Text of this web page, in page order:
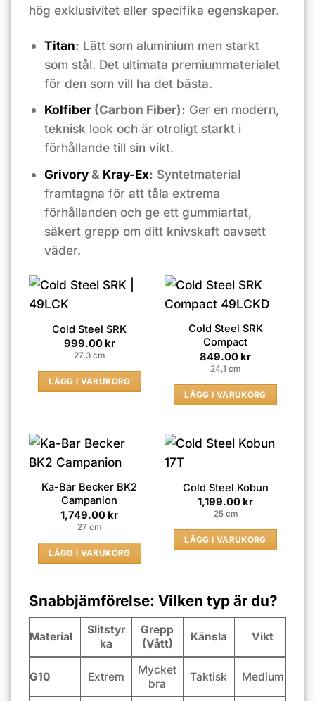
hög exklusivitet eller specifika egenskaper.
Titan: Lätt som aluminium men starkt
som stål. Det ultimata premiummaterialet
för den som vill ha det bästa.
Kolfiber (Carbon Fiber): Ger en modern,
teknisk look och är otroligt starkt i
förhållande till sin vikt.
Grivory& Kray-Ex: Syntetmaterial
framtagna för att tåla extrema
förhållanden och ge ett gummiartat,
säkert grepp om ditt knivskaft oavsett
väder.
Cold Steel SRK
999.00 kr
27,3 cm
LÄGG I VARUKORG
Cold Steel SRK
Compact
849.00 kr
24,1 cm
LÄGG I VARUKORG
Ka-Bar Becker BK2
Campanion
1,749.00 kr
27 cm
LÄGG I VARUKORG
Cold Steel Kobun
1,199.00 kr
25 cm
LÄGG I VARUKORG
Snabbjämförelse: Vilken typ är du?
Material
Slitstyr
ka
Grepp
(Vått)
Känsla Vikt
G10 Extrem
Mycket
bra
Taktisk Medium